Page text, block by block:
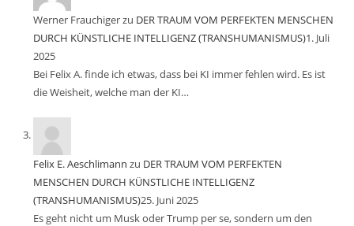
Werner Frauchigerzu DER TRAUM VOM PERFEKTEN MENSCHEN
DURCH KÜNSTLICHE INTELLIGENZ (TRANSHUMANISMUS)1. Juli
2025
Bei Felix A. finde ich etwas, dass bei KI immer fehlen wird. Es ist
die Weisheit, welche man der KI…
Felix E. Aeschlimann zu DER TRAUM VOM PERFEKTEN
MENSCHEN DURCH KÜNSTLICHE INTELLIGENZ
(TRANSHUMANISMUS)25. Juni 2025
Es geht nicht um Musk oder Trump per se, sondern um den